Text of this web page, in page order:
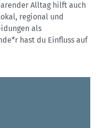
Alltag hilft auch
regional und
als
hast du Einfluss auf